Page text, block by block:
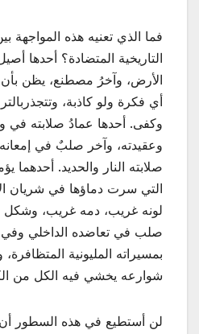
فما الذي تعنيه هذه المواجهة
التاريخية المتضادة؟ أحدها
الأرض، وآخرُ مصطنع، يظن
أي فكرة ولو كاذبة،
وكفى. أحدها عمادُ صلابته في
وعقيدته، وآخر صلبٌ في إمعانه
صلابته النار والحديد. أحدهما
التي سرت دماؤها في شريان
لونه غريب، دمه غريب،
صلب في تعاضده الداخلي وفي
بمسيراته المليونية
شوارعه يخشي فيه الكل من
لن أستطيع في هذه السطور أن